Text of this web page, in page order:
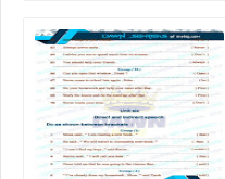
كتاب فايف ستارز